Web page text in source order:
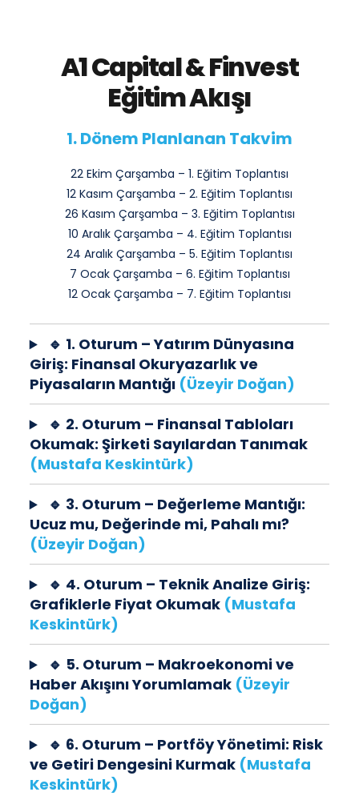
A1 Capital & Finvest
Eğitim Akışı
1. Dönem Planlanan Takvim
22 Ekim Çarşamba – 1. Eğitim Toplantısı
12 Kasım Çarşamba – 2. Eğitim Toplantısı
26 Kasım Çarşamba – 3. Eğitim Toplantısı
10 Aralık Çarşamba – 4. Eğitim Toplantısı
24 Aralık Çarşamba – 5. Eğitim Toplantısı
7 Ocak Çarşamba – 6. Eğitim Toplantısı
12 Ocak Çarşamba – 7. Eğitim Toplantısı
🔹 1. Oturum – Yatırım Dünyasına
Giriş: Finansal Okuryazarlık ve
Piyasaların Mantığı (Üzeyir Doğan)
🔹 2. Oturum – Finansal Tabloları
Okumak: Şirketi Sayılardan Tanımak
(Mustafa Keskintürk)
🔹 3. Oturum – Değerleme Mantığı:
Ucuz mu, Değerinde mi, Pahalı mı?
(Üzeyir Doğan)
🔹 4. Oturum – Teknik Analize Giriş:
Grafiklerle Fiyat Okumak (Mustafa
Keskintürk)
🔹 5. Oturum – Makroekonomi ve
Haber Akışını Yorumlamak (Üzeyir
Doğan)
🔹 6. Oturum – Portföy Yönetimi: Risk
ve Getiri Dengesini Kurmak (Mustafa
Keskintürk)